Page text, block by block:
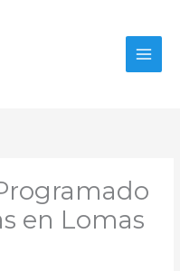
en Lomas